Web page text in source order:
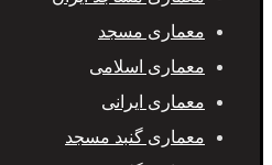
معماری مسجد
معماری اسلامی
معماری ایرانی
معماری گنبد مسجد